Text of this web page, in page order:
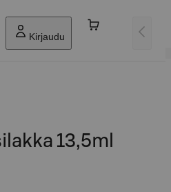
Kirjaudu
13,5ml